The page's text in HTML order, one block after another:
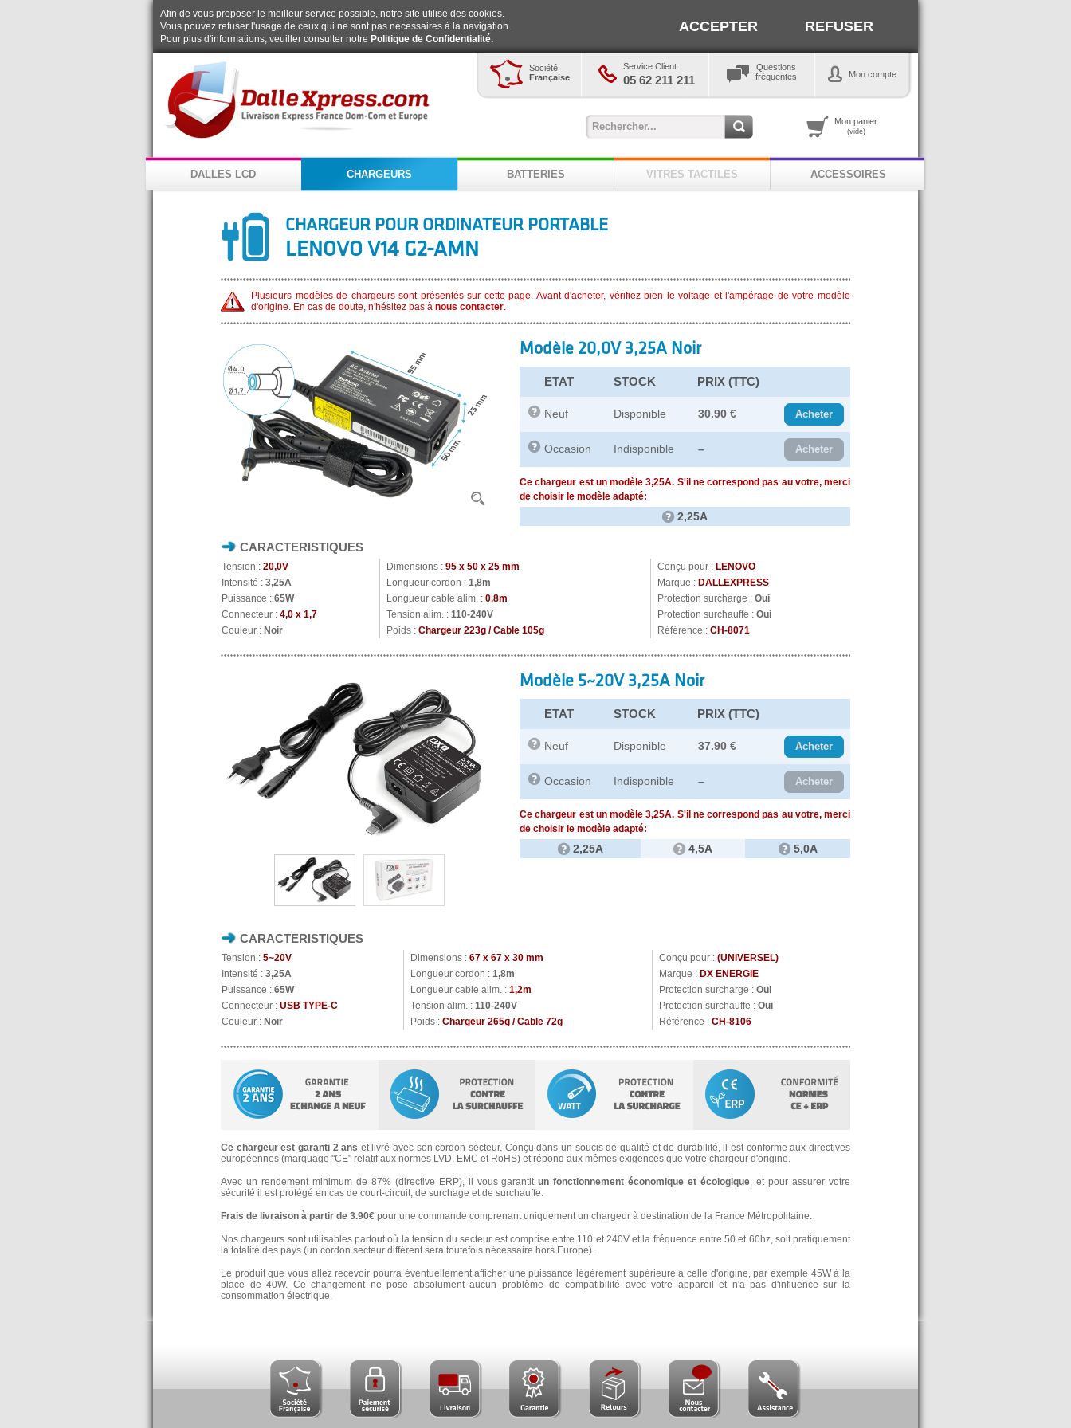
Afin de vous proposer le meilleur service possible, notre site utilise des cookies.
Vous pouvez refuser l'usage de ceux qui ne sont pas nécessaires à la navigation.
Pour plus d'informations, veuiller consulter notre Politique de Confidentialité.
ACCEPTER REFUSER
Société
Française
Service Client
05 62 211 211
Questions
fréquentes
Mon compte
Mon panier
(vide)
DALLES LCD CHARGEURS BATTERIES VITRES TACTILES ACCESSOIRES
CHARGEUR POUR ORDINATEUR PORTABLE
LENOVO V14 G2-AMN
Plusieurs modèles de chargeurs sont présentés sur cette page. Avant d'acheter, vérifiez bien le voltage et l'ampérage de votre modèle
d'origine. En cas de doute, n'hésitez pas à nous contacter.
Modèle 20,0V 3,25A Noir
ETAT STOCK PRIX (TTC)
Neuf Disponible 30.90 € Acheter
Occasion Indisponible – Acheter
Ce chargeur est un modèle 3,25A. S'il ne correspond pas au votre, merci
de choisir le modèle adapté:
2,25A
CARACTERISTIQUES
Tension : 20,0V Dimensions : 95 x 50 x 25 mm Conçu pour : LENOVO
Intensité : 3,25A Longueur cordon : 1,8m Marque : DALLEXPRESS
Puissance : 65W Longueur cable alim. : 0,8m Protection surcharge : Oui
Connecteur : 4,0 x 1,7 Tension alim. : 110-240V Protection surchauffe : Oui
Couleur : Noir Poids : Chargeur 223g / Cable 105g Référence : CH-8071
Modèle 5~20V 3,25A Noir
ETAT STOCK PRIX (TTC)
Neuf Disponible 37.90 € Acheter
Occasion Indisponible – Acheter
Ce chargeur est un modèle 3,25A. S'il ne correspond pas au votre, merci
de choisir le modèle adapté:
2,25A 4,5A 5,0A
CARACTERISTIQUES
Tension : 5~20V Dimensions : 67 x 67 x 30 mm Conçu pour : (UNIVERSEL)
Intensité : 3,25A Longueur cordon : 1,8m Marque : DX ENERGIE
Puissance : 65W Longueur cable alim. : 1,2m Protection surcharge : Oui
Connecteur : USB TYPE-C Tension alim. : 110-240V Protection surchauffe : Oui
Couleur : Noir Poids : Chargeur 265g / Cable 72g Référence : CH-8106
Ce chargeur est garanti 2 ans et livré avec son cordon secteur. Conçu dans un soucis de qualité et de durabilité, il est conforme aux directives
européennes (marquage "CE" relatif aux normes LVD, EMC et RoHS) et répond aux mêmes exigences que votre chargeur d'origine.
Avec un rendement minimum de 87% (directive ERP), il vous garantitun fonctionnement économique et écologique, et pour assurer votre
sécurité il est protégé en cas de court-circuit, de surchage et de surchauffe.
Frais de livraison à partir de 3.90€ pour une commande comprenant uniquement un chargeur à destination de la France Métropolitaine.
Nos chargeurs sont utilisables partout où la tension du secteur est comprise entre 110 et 240V et la fréquence entre 50 et 60hz, soit pratiquement
la totalité des pays (un cordon secteur différent sera toutefois nécessaire hors Europe).
Le produit que vous allez recevoir pourra éventuellement afficher une puissance légèrement supérieure à celle d'origine, par exemple 45W à la
place de 40W. Ce changement ne pose absolument aucun problème de compatibilité avec votre appareil et n'a pas d'influence sur la
consommation électrique.